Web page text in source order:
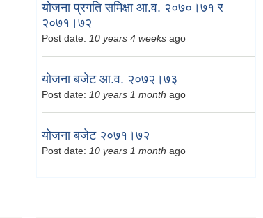
योजना प्रगति समिक्षा आ.व. २०७०।७१ र
२०७१।७२
Post date: 10 years 4 weeks ago
योजना बजेट आ.व. २०७२।७३
Post date: 10 years 1 month ago
योजना बजेट २०७१।७२
Post date: 10 years 1 month ago